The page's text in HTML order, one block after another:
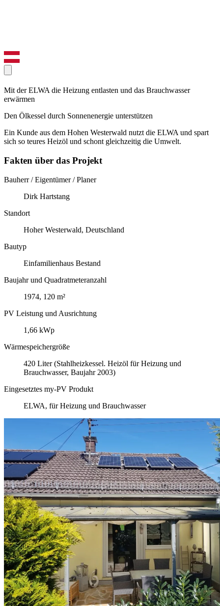
Mit der ELWA die Heizung entlasten und das Brauchwasser
erwärmen
Den Ölkessel durch Sonnenenergie unterstützen
Ein Kunde aus dem Hohen Westerwald nutzt die ELWA und spart
sich so teures Heizöl und schont gleichzeitig die Umwelt.
Fakten über das Projekt
Bauherr / Eigentümer / Planer
Dirk Hartstang
Standort
Hoher Westerwald, Deutschland
Bautyp
Einfamilienhaus Bestand
Baujahr und Quadratmeteranzahl
1974, 120 m²
PV Leistung und Ausrichtung
1,66 kWp
Wärmespeichergröße
420 Liter (Stahlheizkessel. Heizöl für Heizung und
Brauchwasser, Baujahr 2003)
Eingesetztes my-PV Produkt
ELWA, für Heizung und Brauchwasser